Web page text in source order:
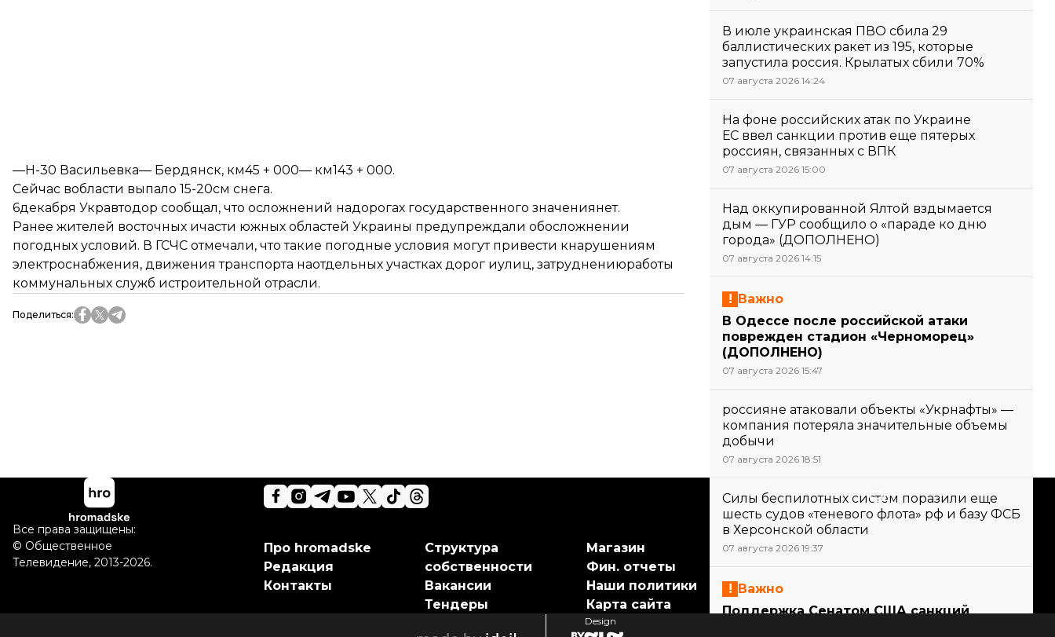
—Н-30 Васильевка— Бердянск, км45 + 000— км143 + 000.
Сейчас вобласти выпало 15-20см снега.
6декабря Укравтодор сообщал, что осложнений надорогах государственного значениянет.
Ранее жителей восточных ичасти южных областей Украины предупреждали обосложнении
погодных условий. В ГСЧС отмечали, что такие погодные условия могут привести кнарушениям
электроснабжения, движения транспорта наотдельных участках дорог иулиц, затруднениюработы
коммунальных служб истроительной отрасли.
Поделиться:
В июле украинская ПВО сбила 29
баллистических ракет из 195, которые
запустила россия. Крылатых сбили 70%
07 августа 2026 14:24
На фоне российских атак по Украине
ЕС ввел санкции против еще пятерых
россиян, связанных с ВПК
07 августа 2026 15:00
Над оккупированной Ялтой вздымается
дым — ГУР сообщило о «параде ко дню
города» (ДОПОЛНЕНО)
07 августа 2026 14:15
Важно
В Одессе после российской атаки
поврежден стадион «Черноморец»
(ДОПОЛНЕНО)
07 августа 2026 15:47
россияне атаковали объекты «Укрнафты» —
компания потеряла значительные объемы
добычи
07 августа 2026 18:51
Силы беспилотных систем поразили еще
шесть судов «теневого флота» рф и базу ФСБ
в Херсонской области
07 августа 2026 19:37
Важно
Поддержка Сенатом США санкций
Поддержать
Поддержи hromadske.
другом
Про hromadske
Редакция
Контакты
Структура
собственности
Вакансии
Тендеры
Магазин
Фин. отчеты
Наши политики
Карта сайта
Все права защищены:
© Общественное
Телевидение, 2013-2026.
Design